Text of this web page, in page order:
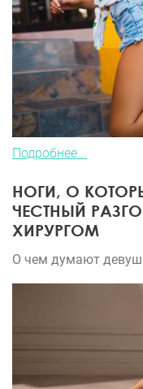
Подробнее...
НОГИ, О
ЧЕСТНЫЙ
ХИРУРГОМ
О чем думают